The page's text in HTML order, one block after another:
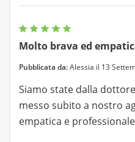
Molto brava ed
Pubblicata da:Alessia il 13
Siamo state dalla
messo subito a nostro
empatica e